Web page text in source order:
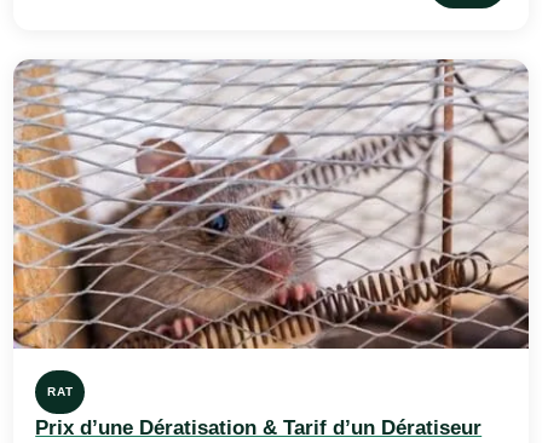
RAT
Prix d’une Dératisation & Tarif d’un Dératiseur